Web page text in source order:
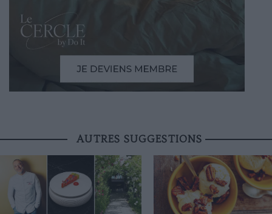
AUTRES SUGGESTIONS